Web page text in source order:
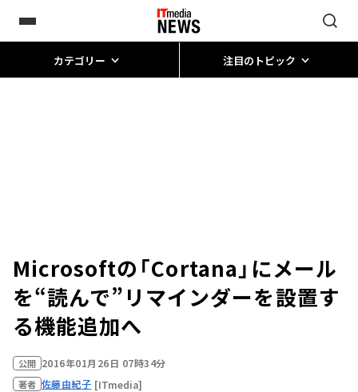
カテゴリー 注目のトピック
Microsoftの「Cortana」にメール
を“読んで”リマインダーを設置す
る機能追加へ
公開 2016年01月26日 07時34分
著者 佐藤由紀子 [ITmedia]